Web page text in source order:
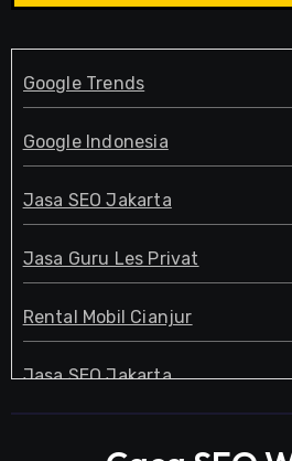
Google Trends
Google Indonesia
Jasa SEO Jakarta
Jasa Guru Les Privat
Rental Mobil Cianjur
Jasa SEO Jakarta